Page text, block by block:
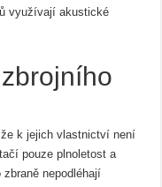
využívají akustické
k jejich vlastnictví není
pouze plnoletost a
nepodléhají